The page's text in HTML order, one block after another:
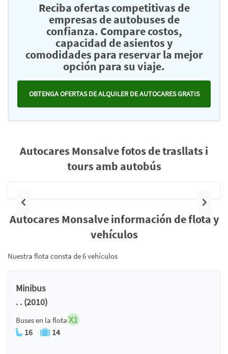
Reciba ofertas competitivas de
empresas de autobuses de
confianza. Compare costos,
capacidad de asientos y
comodidades para reservar la mejor
opción para su viaje.
OBTENGA OFERTAS DE ALQUILER DE AUTOCARES GRATIS
Autocares Monsalve fotos de trasllats i
tours amb autobús
Anterior
Autocares Monsalve información de flota y
vehículos
Nuestra flota consta de 6 vehículos
Minibus
. . (2010)
Buses en la flota X1
16 14